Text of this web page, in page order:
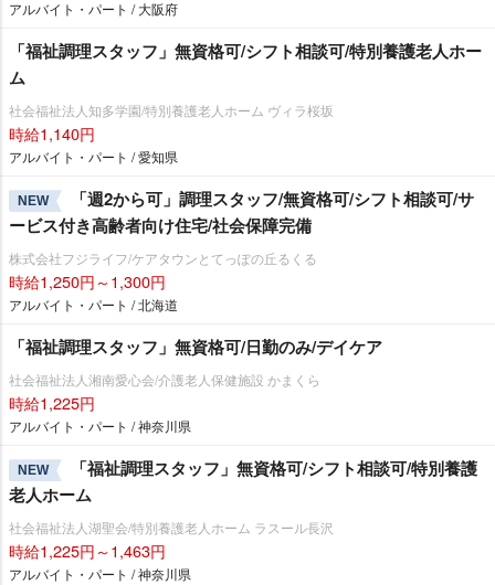
アルバイト・パート / 大阪府
「福祉調理スタッフ」無資格可/シフト相談可/特別養護老人ホー
ム
社会福祉法人知多学園/特別養護老人ホーム ヴィラ桜坂
時給1,140円
アルバイト・パート / 愛知県
NEW
「週2から可」調理スタッフ/無資格可/シフト相談可/サ
ービス付き高齢者向け住宅/社会保障完備
株式会社フジライフ/ケアタウンとてっぽの丘るくる
時給1,250円～1,300円
アルバイト・パート / 北海道
「福祉調理スタッフ」無資格可/日勤のみ/デイケア
社会福祉法人湘南愛心会/介護老人保健施設 かまくら
時給1,225円
アルバイト・パート / 神奈川県
NEW
「福祉調理スタッフ」無資格可/シフト相談可/特別養護
老人ホーム
社会福祉法人湖聖会/特別養護老人ホーム ラスール長沢
時給1,225円～1,463円
アルバイト・パート / 神奈川県